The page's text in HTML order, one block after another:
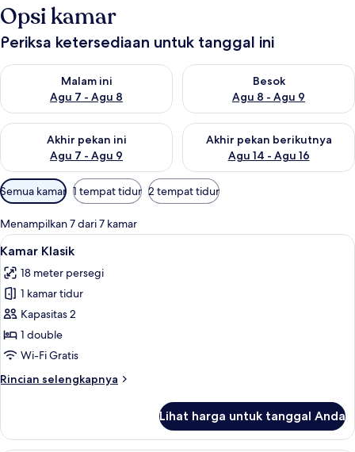
Opsi kamar
Periksa ketersediaan untuk tanggal ini
Malam ini
Agu 7 - Agu 8
Periksa ketersediaan untuk malam ini Agu 7 - Agu 8
Besok
Agu 8 - Agu 9
Periksa ketersediaan untuk
Akhir pekan ini
Agu 7 - Agu 9
Periksa ketersediaan untuk akhir pekan ini Agu 7 - Agu 9
Akhir pekan berikutnya
Agu 14 - Agu 16
Periksa ketersediaan untuk
Filter
tersedia
untuk
kamar
Semua kamar 1 tempat tidur 2 tempat tidur
Menampilkan 7 dari 7 kamar
Lihat
semua
foto
untuk
Kamar
Klasik
Televisi layar datar 90-cm dengan
11
Kamar Klasik
18 meter persegi
1 kamar tidur
Kapasitas 2
1 double
Wi-Fi Gratis
Rincian selengkapnya
Rincian
Kamar
Lihat harga untuk tanggal Anda